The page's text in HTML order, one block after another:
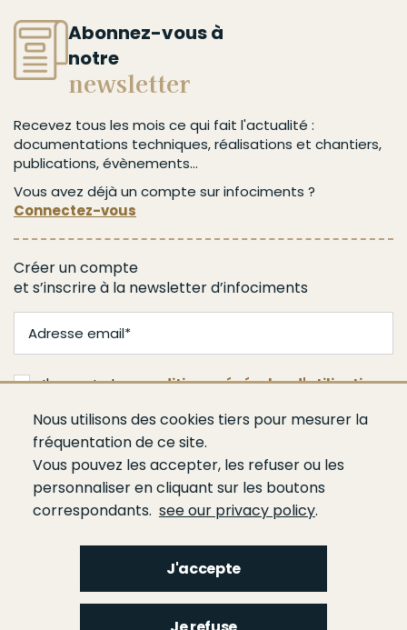
Nous utilisons des cookies tiers pour mesurer la
fréquentation de ce site.
Vous pouvez les accepter, les refuser ou les
personnaliser en cliquant sur les boutons
correspondants. see our privacy policy.
J'accepte
Abonnez-vous à
notre
newsletter
Recevez tous les mois ce qui fait l'actualité :
documentations techniques, réalisations et chantiers,
publications, évènements...
Vous avez déjà un compte sur infociments ?
Connectez-vous
Créer un compte
et s’inscrire à la newsletter d’infociments
J'accepte lesconditions générales d'utilisation
Je m'abonne
Qui sommes-nous ?Espace presseAgendaPublicationsBâtiment